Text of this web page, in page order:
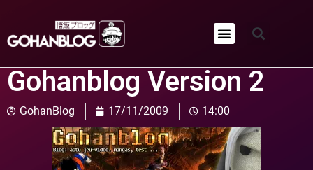
Gohanblog Version 2
GohanBlog 17/11/2009 14:00